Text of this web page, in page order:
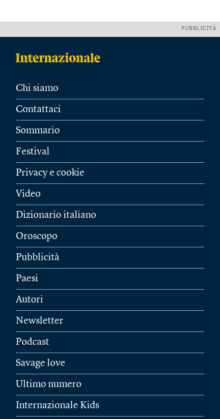
PUBBLICITÀ
Chi siamo
Contattaci
Sommario
Festival
Privacy e cookie
Video
Dizionario italiano
Oroscopo
Pubblicità
Paesi
Autori
Newsletter
Podcast
Savage love
Ultimo numero
Internazionale Kids